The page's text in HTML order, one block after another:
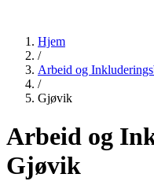
Hjem
/
Arbeid og
/
Gjøvik
Arbeid og
Gjøvik